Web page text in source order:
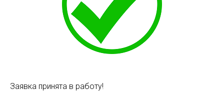
Заявка принята в работу!